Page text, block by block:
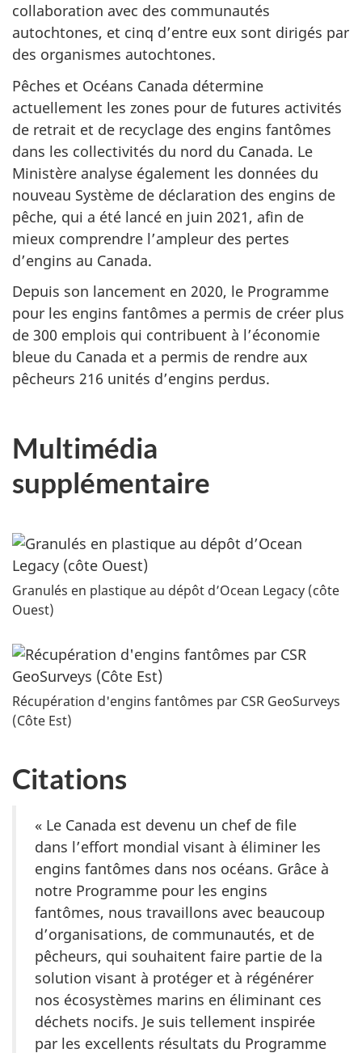
collaboration avec des communautés
autochtones, et cinq d’entre eux sont dirigés par
des organismes autochtones.
Pêches et Océans Canada détermine
actuellement les zones pour de futures activités
de retrait et de recyclage des engins fantômes
dans les collectivités du nord du Canada. Le
Ministère analyse également les données du
nouveau Système de déclaration des engins de
pêche, qui a été lancé en juin 2021, afin de
mieux comprendre l’ampleur des pertes
d’engins au Canada.
Depuis son lancement en 2020, le Programme
pour les engins fantômes a permis de créer plus
de 300 emplois qui contribuent à l’économie
bleue du Canada et a permis de rendre aux
pêcheurs 216 unités d’engins perdus.
Multimédia
supplémentaire
Granulés en plastique au dépôt d’Ocean Legacy (côte
Ouest)
Récupération d'engins fantômes par CSR GeoSurveys
(Côte Est)
Citations
« Le Canada est devenu un chef de file
dans l’effort mondial visant à éliminer les
engins fantômes dans nos océans. Grâce à
notre Programme pour les engins
fantômes, nous travaillons avec beaucoup
d’organisations, de communautés, et de
pêcheurs, qui souhaitent faire partie de la
solution visant à protéger et à régénérer
nos écosystèmes marins en éliminant ces
déchets nocifs. Je suis tellement inspirée
par les excellents résultats du Programme